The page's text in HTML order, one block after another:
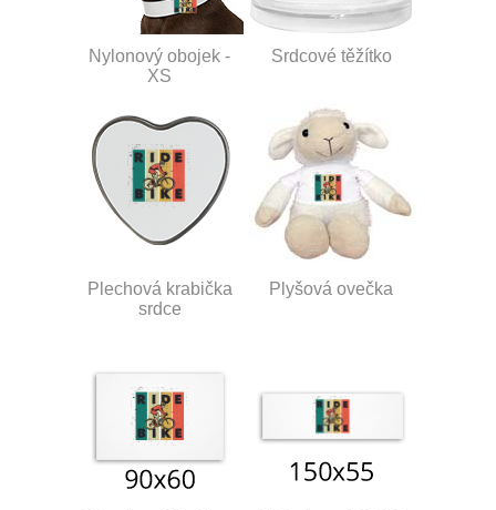
Nylonový obojek -
XS
Srdcové těžítko
Plechová krabička
srdce
Plyšová ovečka